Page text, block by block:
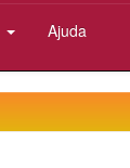
Ajuda